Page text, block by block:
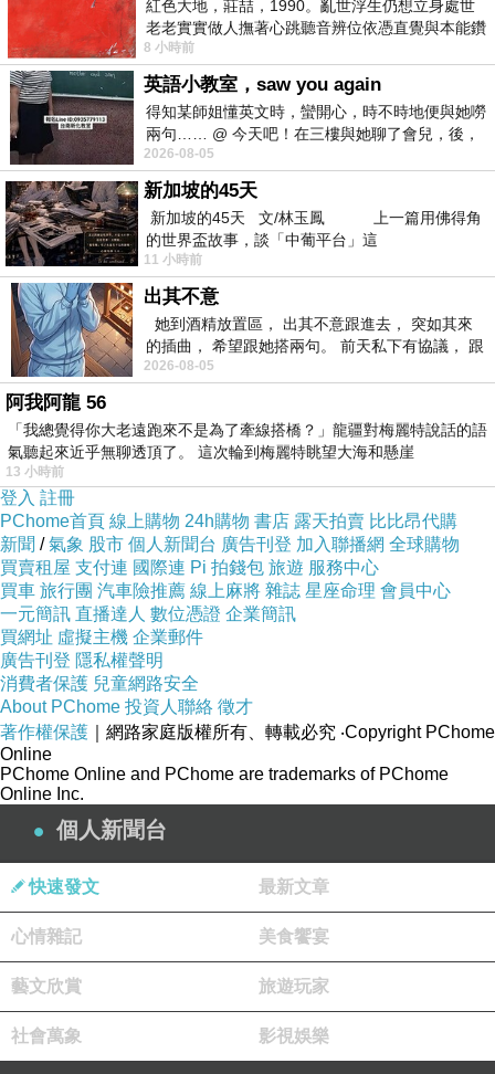
拍完之後已經是7點多了，因此便先過去整理一下之後，才去溪湖吃羊
肉爐，那一天的天氣粉適合吃暖呼呼的東西，而那一天昇財麗禧酒店樓
下也是有一整團的遊客在那邊入住及享用晚餐，因此整個大廳粉熱鬧，
在訂房組確認之後便拿著行李往住的房間前進，這一次是被安排在10樓
的標準單人房。
在訂房組的隔壁就是電梯，一共有2部，光看整個門面，全是大理石的
材質，就知道也是粉高檔的窩。
藝術畫所構成的空間，頓時也讓人可以放鬆開始好瀏覽該飯店的特色。
紅色大地，莊喆，1990。亂世浮生仍想立身處世
老老實實做人撫著心跳聽音辨位依憑直覺與本能鑽
向裂隙的亮處探索另一個心聲另一個共鳴的
8 小時前
英語小教室，saw you again
得知某師姐懂英文時，蠻開心，時不時地便與她嘮
兩句…… @ 今天吧！在三樓與她聊了會兒，後，
下二樓居然又撞到她，於是
2026-08-05
新加坡的45天
新加坡的45天 文/林玉鳳 上一篇用佛得角
的世界盃故事，談「中葡平台」這
11 小時前
出其不意
她到酒精放置區， 出其不意跟進去， 突如其來
的插曲， 希望跟她搭兩句。 前天私下有協議， 跟
著阿弟丟拉基
2026-08-05
阿我阿龍 56
「我總覺得你大老遠跑來不是為了牽線搭橋？」龍疆對梅麗特說話的語
氣聽起來近乎無聊透頂了。 這次輪到梅麗特眺望大海和懸崖
13 小時前
登入 註冊
PChome首頁 線上購物 24h購物 書店 露天拍賣 比比昂代購
新聞 /氣象 股市 個人新聞台 廣告刊登 加入聯播網 全球購物
買賣租屋 支付連 國際連 Pi 拍錢包 旅遊 服務中心
買車 旅行團 汽車險推薦 線上麻將 雜誌 星座命理 會員中心
一元簡訊 直播達人 數位憑證 企業簡訊
買網址 虛擬主機 企業郵件
廣告刊登 隱私權聲明
消費者保護 兒童網路安全
About PChome 投資人聯絡 徵才
著作權保護 ｜網路家庭版權所有、轉載必究 ‧Copyright PChome
Online
PChome Online and PChome are trademarks of PChome
Online Inc.
個人新聞台
快速發文 最新文章
心情雜記 美食饗宴
藝文欣賞 旅遊玩家
社會萬象 影視娛樂